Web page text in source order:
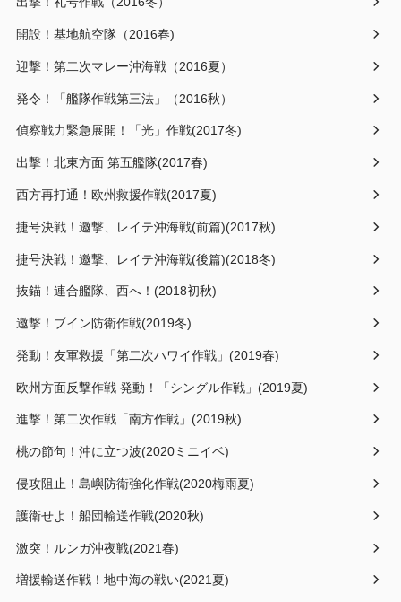
開設！基地航空隊（2016春)
迎撃！第二次マレー沖海戦（2016夏）
発令！「艦隊作戦第三法」（2016秋）
偵察戦力緊急展開！「光」作戦(2017冬)
出撃！北東方面 第五艦隊(2017春)
西方再打通！欧州救援作戦(2017夏)
捷号決戦！邀撃、レイテ沖海戦(前篇)(2017秋)
捷号決戦！邀撃、レイテ沖海戦(後篇)(2018冬)
抜錨！連合艦隊、西へ！(2018初秋)
邀撃！ブイン防衛作戦(2019冬)
発動！友軍救援「第二次ハワイ作戦」(2019春)
欧州方面反撃作戦 発動！「シングル作戦」(2019夏)
進撃！第二次作戦「南方作戦」(2019秋)
桃の節句！沖に立つ波(2020ミニイベ)
侵攻阻止！島嶼防衛強化作戦(2020梅雨夏)
護衛せよ！船団輸送作戦(2020秋)
激突！ルンガ沖夜戦(2021春)
増援輸送作戦！地中海の戦い(2021夏)